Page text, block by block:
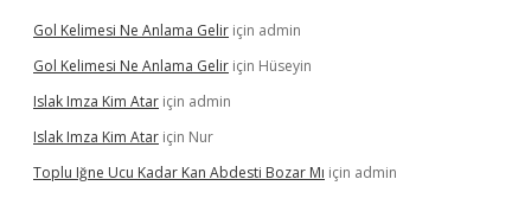
Gol Kelimesi Ne Anlama Gelir için admin
Gol Kelimesi Ne Anlama Gelir için Hüseyin
Islak Imza Kim Atar için admin
Islak Imza Kim Atar için Nur
Toplu Iğne Ucu Kadar Kan Abdesti Bozar Mı için admin